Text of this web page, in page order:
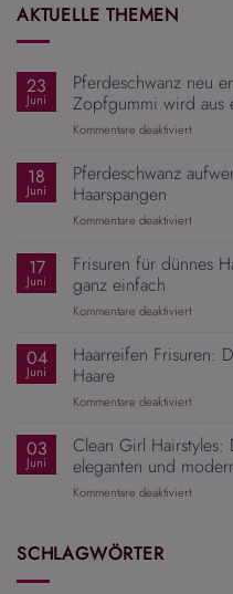
AKTUELLE THEMEN
23
Juni
Pferdeschwanz neu
Zopfgummi wird aus
Kommentare deaktiviertfür
neu
entdeckt:
dem
einer
ein
18
Juni
Pferdeschwanz
Haarspangen
Kommentare deaktiviertfür
–
elegante
mit
17
Juni
Frisuren für dünnes
ganz einfach
Kommentare deaktiviertfür
für
dünnes
mit
–
Mehr
ganz
04
Juni
Haarreifen Frisuren:
Haare
Kommentare deaktiviertfür
Die
Looks
03
Juni
Clean Girl
eleganten und
Kommentare deaktiviertfür
SCHLAGWÖRTER